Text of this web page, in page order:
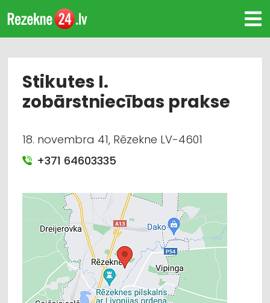
Stikutes I.
zobārstniecības prakse
18. novembra 41, Rēzekne LV-4601
+371 64603335